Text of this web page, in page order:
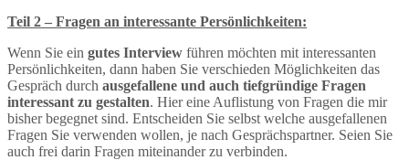
Teil 2 – Fragen an interessante Persönlichkeiten:
Wenn Sie ein gutes Interview führen möchten mit interessanten
Persönlichkeiten, dann haben Sie verschieden Möglichkeiten das
Gespräch durch ausgefallene und auch tiefgründige Fragen
interessant zu gestalten. Hier eine Auflistung von Fragen die mir
bisher begegnet sind. Entscheiden Sie selbst welche ausgefallenen
Fragen Sie verwenden wollen, je nach Gesprächspartner. Seien Sie
auch frei darin Fragen miteinander zu verbinden.